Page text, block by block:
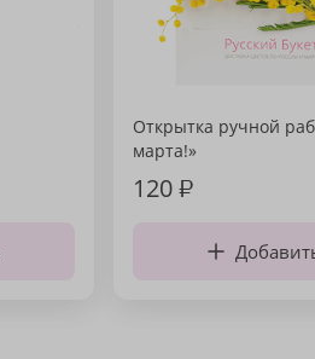
Открытка ручной
марта!»
120₽